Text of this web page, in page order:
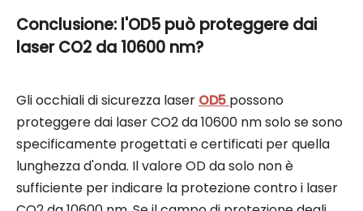
Conclusione: l'OD5 può proteggere dai
laser CO2 da 10600 nm?
Gli occhiali di sicurezza laser OD5 possono
proteggere dai laser CO2 da 10600 nm solo se sono
specificamente progettati e certificati per quella
lunghezza d'onda. Il valore OD da solo non è
sufficiente per indicare la protezione contro i laser